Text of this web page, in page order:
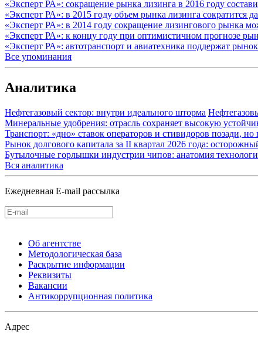
«Эксперт РА»: сокращение рынка лизинга в 2016 году
«Эксперт РА»: в 2015 году объем рынка лизинга сократится
«Эксперт РА»: в 2014 году сокращение лизингового рынка
«Эксперт РА»: к концу году при оптимистичном прогнозе
«Эксперт РА»: автотранспорт и авиатехника поддержат
Все упоминания
Аналитика
Нефтегазовый сектор: внутри идеального шторма
Минеральные удобрения: отрасль сохраняет высокую
Транспорт: «дно» ставок операторов и стивидоров позади,
Рынок долгового капитала за II квартал 2026 года:
Бутылочные горлышки индустрии чипов: анатомия
Вся аналитика
Ежедневная E-mail рассылка
Об агентстве
Методологическая база
Раскрытие информации
Реквизиты
Вакансии
Антикоррупционная политика
Адрес